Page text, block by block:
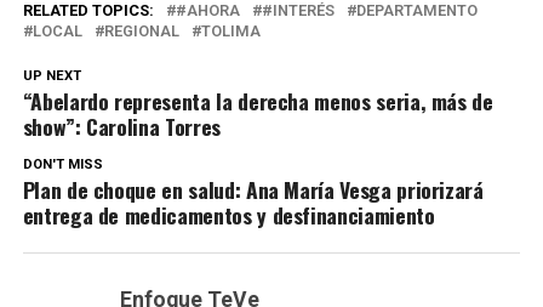
RELATED TOPICS: #AHORA #INTERÉS
DEPARTAMENTO
LOCAL
REGIONAL TOLIMA
UP NEXT
“Abelardo representa la derecha menos seria, más de
show”: Carolina Torres
DON'T MISS
Plan de choque en salud: Ana María Vesga priorizará
entrega de medicamentos y desfinanciamiento
Enfoque TeVe